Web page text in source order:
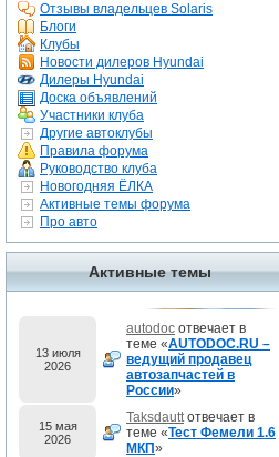
Отзывы владельцев Solaris
Блоги
Клубы
Новости дилеров Hyundai
Дилеры Hyundai
Доска объявлений
Участники клуба
Другие автоклубы
Правила форума
Руководство клуба
Новогодняя ЁЛКА
Активные темы форума
Про авто
Активные темы
13 июля
2026
autodoc отвечает в
теме «AUTODOC.RU –
ведущий продавец
автозапчастей в
России»
15 мая
2026
Taksdauttотвечает в
теме «Тест Фемели 1.6
МКП»